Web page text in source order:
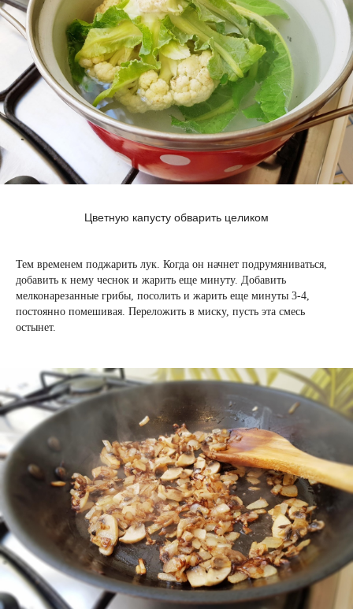
Цветную капусту обварить целиком
Тем временем поджарить лук. Когда он начнет подрумяниваться,
добавить к нему чеснок и жарить еще минуту. Добавить
мелконарезанные грибы, посолить и жарить еще минуты 3-4,
постоянно помешивая. Переложить в миску, пусть эта смесь
остынет.